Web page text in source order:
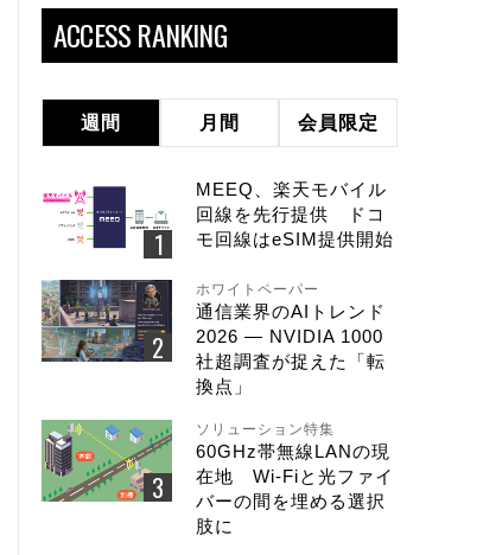
ACCESS RANKING
週間 月間 会員限定
MEEQ、楽天モバイル
回線を先行提供 ドコ
モ回線はeSIM提供開始
ホワイトペーパー
通信業界のAIトレンド
2026 ― NVIDIA 1000
社超調査が捉えた「転
換点」
ソリューション特集
60GHz帯無線LANの現
在地 Wi-Fiと光ファイ
バーの間を埋める選択
肢に